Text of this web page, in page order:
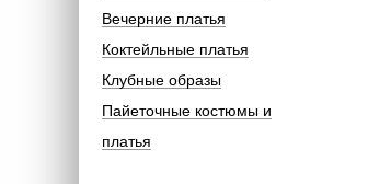
Вечерние платья
Коктейльные платья
Клубные образы
Пайеточные костюмы и
платья